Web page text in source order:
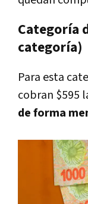
Categoría
categoría)
Para esta
cobran $595
de forma